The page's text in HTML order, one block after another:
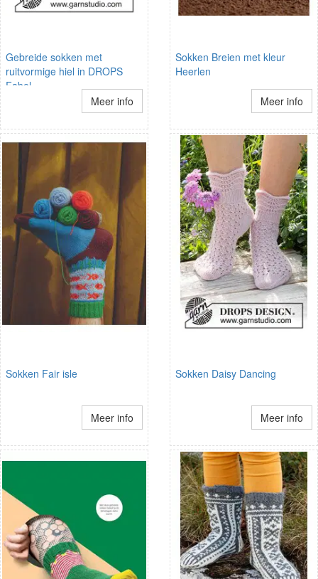
Gebreide sokken met
ruitvormige hiel in DROPS
Fabel
Meer info
Sokken Breien met kleur
Heerlen
Meer info
Sokken Fair isle
Meer info
Sokken Daisy Dancing
Meer info